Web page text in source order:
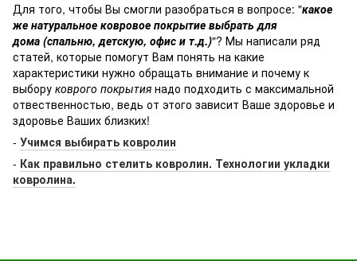
Для того, чтобы Вы смогли разобраться в вопросе: "какое
же натуральное ковровое покрытие выбрать для
дома (спальню, детскую, офис и т.д.)"? Мы написали ряд
статей, которые помогут Вам понять на какие
характеристики нужно обращать внимание и почему к
выбору коврого покрытия надо подходить с максимальной
отвественностью, ведь от этого зависит Ваше здоровье и
здоровье Ваших близких!
- Учимся выбирать ковролин
- Как правильно стелить ковролин. Технологии укладки
ковролина.